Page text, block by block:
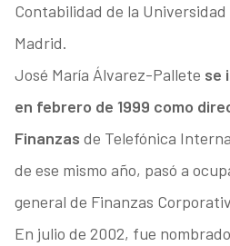
Contabilidad de la
Madrid.
José María Álvarez-Pallete se
en febrero de 1999 como
Finanzas de Telefónica
de ese mismo año, pasó a
general de Finanzas
En julio de 2002, fue